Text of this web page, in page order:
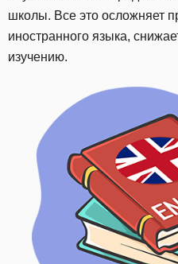
школы. Все это осложняет
иностранного языка,
изучению.